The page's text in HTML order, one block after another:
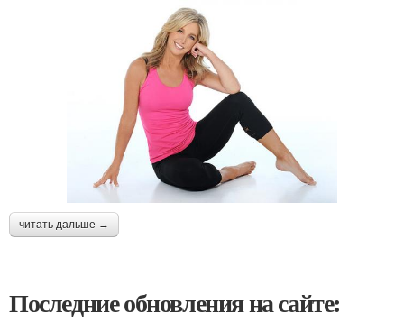
читать дальше →
Последние обновления на сайте: